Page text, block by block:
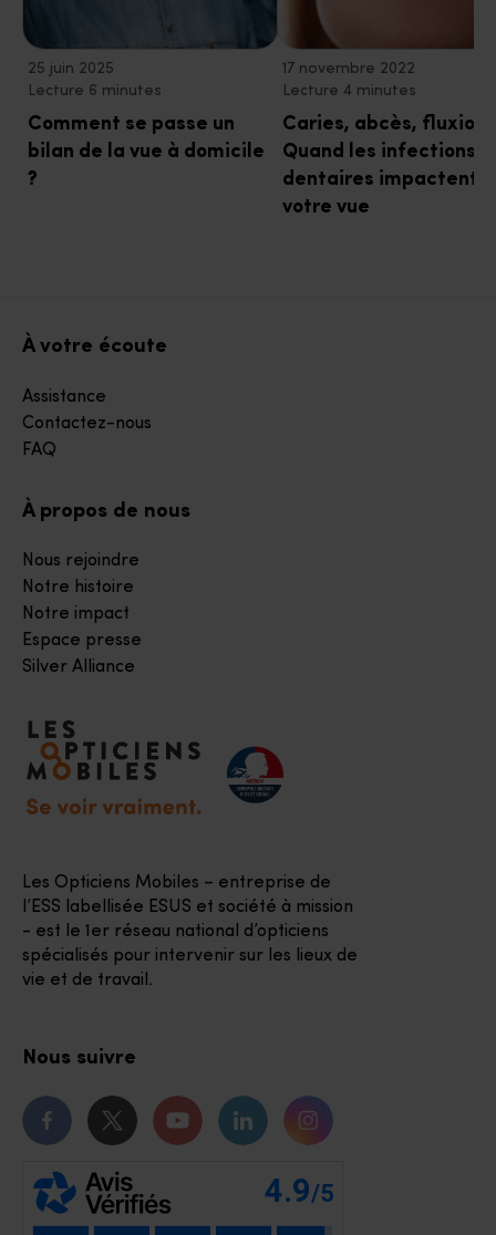
25 juin 2025
Lecture 6 minutes
Comment se passe un
bilan de la vue à domicile
?
17 novembre 2022
Lecture 4 minutes
Caries, abcès,
Quand les infections
dentaires impactent
votre vue
Accéder à notre page d'accueil
Les Opticiens Mobiles – entreprise de
l’ESS labellisée ESUS et société à mission
- est le 1er réseau national d’opticiens
spécialisés pour intervenir sur les lieux de
vie et de travail.
À votre écoute
Assistance
Contactez-nous
FAQ
À propos de nous
Nous rejoindre
Notre histoire
Notre impact
Espace presse
Silver Alliance
Nous suivre
Notre page Facebook
Notre page Twitter
Notre chaîne Youtube
Notre page Linkedin
Notre page